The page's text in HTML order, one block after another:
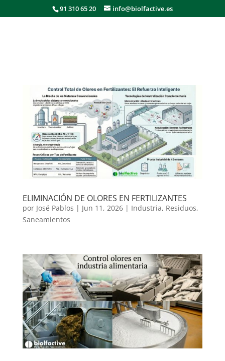
91 310 65 20 info@biolfactive.es
ELIMINACIÓN DE OLORES EN FERTILIZANTES
por José Pablos | Jun 11, 2026| Industria, Residuos,
Saneamientos